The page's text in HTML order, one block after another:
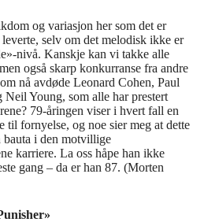
og variasjon her som det er
selv om det melodisk ikke er
nivå. Kanskje kan vi takke alle
også skarp konkurranse fra andre
nå avdøde Leonard Cohen, Paul
Neil Young, som alle har prestert
79-åringen viser i hvert fall en
til fornyelse, og noe sier meg at dette
bauta i den motvillige
karriere. La oss håpe han ikke
gang – da er han 87. (Morten